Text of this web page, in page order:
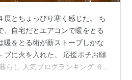
度とちょっぴり寒く感じた。 ち
、自宅だとエアコンで暖をとる
暖をとる術が薪ストーブしかな
ブに火を入れた。 応援ポチお願
らし 人気ブログランキング ６